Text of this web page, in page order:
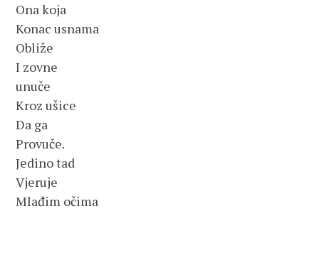
Ona koja
Konac usnama
Obliže
I zovne
unuče
Kroz ušice
Da ga
Provuče.
Jedino tad
Vjeruje
Mlađim očima